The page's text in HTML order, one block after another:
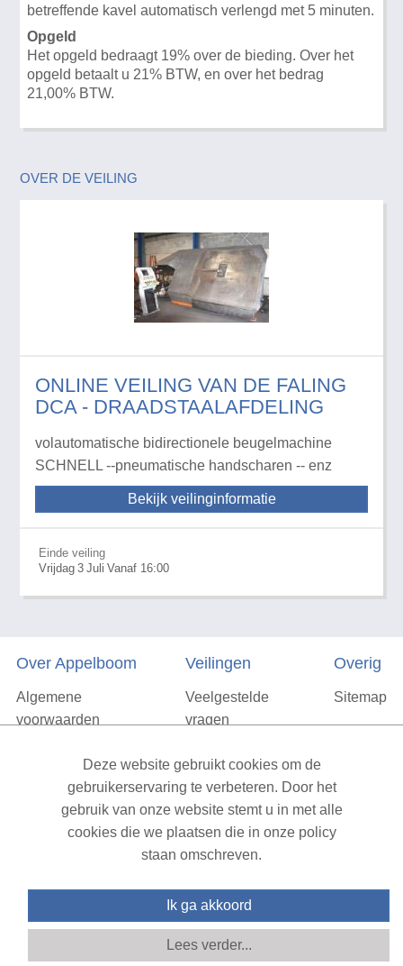
betreffende kavel automatisch verlengd met 5 minuten.
Opgeld
Het opgeld bedraagt 19% over de bieding. Over het
opgeld betaalt u 21% BTW, en over het bedrag
21,00% BTW.
OVER DE VEILING
ONLINE VEILING VAN DE FALING
DCA - DRAADSTAALAFDELING
volautomatische bidirectionele beugelmachine
SCHNELL --pneumatische handscharen -- enz
Bekijk veilinginformatie
Einde veiling
Vrijdag 3 Juli Vanaf 16:00
Over Appelboom
Algemene
voorwaarden
Vacatures
Contact
Veilingen
Veelgestelde
vragen
Overig
Sitemap
| All rights reserved v1.7.6 (NAD-WEB-1)
Deze website gebruikt cookies om de
gebruikerservaring te verbeteren. Door het
gebruik van onze website stemt u in met alle
cookies die we plaatsen die in onze policy
staan omschreven.
Ik ga akkoord
Lees verder...